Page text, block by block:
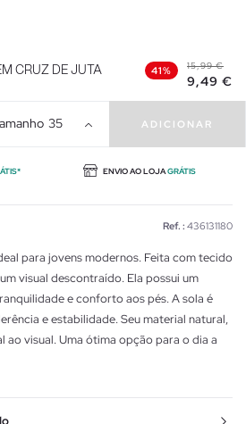
CRUZ DE JUTA 41% 15,99 €
9,49 €
35 ADICIONAR
ENVIO AO LOJAGRÁTIS
Ref. : 436131180
para jovens modernos. Feita com tecido
visual descontraído. Ela possui um
e conforto aos pés. A sola é
e estabilidade. Seu material natural,
ao visual. Uma ótima opção para o dia a